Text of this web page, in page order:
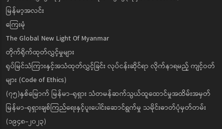
မြန်မာ့အလင်း
ကြေးမုံ
The Global New Light Of Myanmar
တိုက်ရိုက်ထုတ်လွှင့်မှုများ
ရုပ်မြင်သံကြားနှင့်အသံထုတ်လွှင့်ခြင်း လုပ်ငန်းဆိုင်ရာ လိုက်နာရမည့် ကျင့်ဝတ်
များ (Code of Ethics)
(၇၅)နှစ်မြောက် မြန်မာ-ရုရှား သံတမန်ဆက်သွယ်ထူထောင်မှုအထိမ်းအမှတ်
မြန်မာ-ရုရှားချစ်ကြည်ရေးနှင့်ပူးပေါင်းဆောင်ရွက်မှု သမိုင်းဓာတ်ပုံမှတ်တမ်း
(၁၉၄၈-၂၀၂၃)